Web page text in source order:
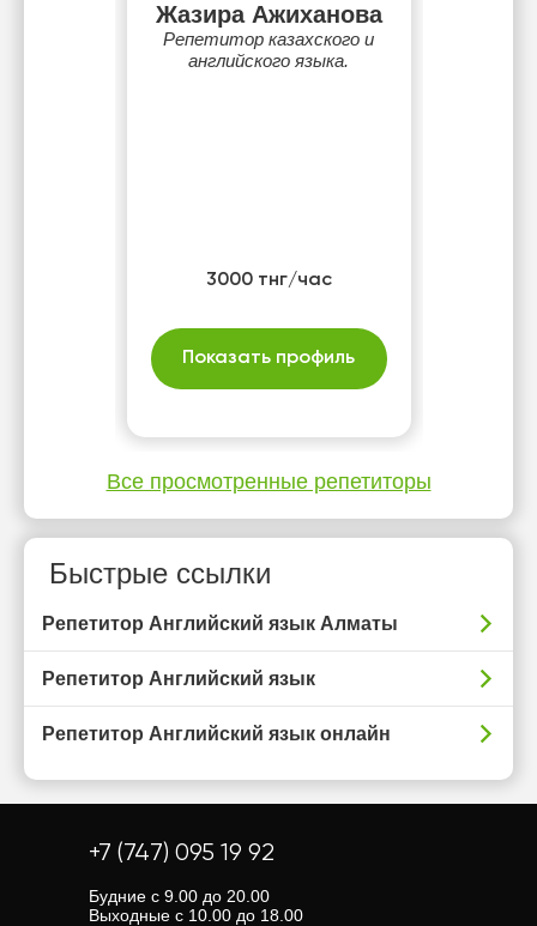
Жазира Ажиханова
Репетитор казахского и
английского языка.
3000 тнг/час
Показать профиль
Все просмотренные репетиторы
Быстрые ссылки
Репетитор Английский язык Алматы
Репетитор Английский язык
Репетитор Английский язык онлайн
+7 (747) 095 19 92
Будние с 9.00 до 20.00
Выходные с 10.00 до 18.00